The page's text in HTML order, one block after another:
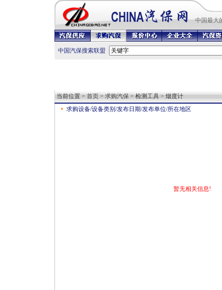
中国最大
中国汽保搜索联盟
当前位置 > 首页 > 求购汽保 > 检测工具 > 烟度计
求购设备/设备类别/发布日期/发布单位/所在地区
暂无相关信息!